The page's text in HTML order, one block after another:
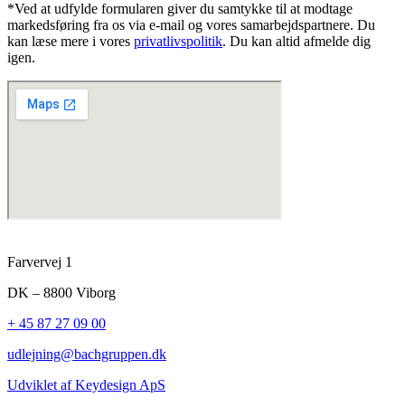
*Ved at udfylde formularen giver du samtykke til at modtage
markedsføring fra os via e-mail og vores samarbejdspartnere. Du
kan læse mere i vores privatlivspolitik. Du kan altid afmelde dig
igen.
Farvervej 1
DK – 8800 Viborg
+ 45 87 27 09 00
udlejning@bachgruppen.dk
Udviklet af Keydesign ApS